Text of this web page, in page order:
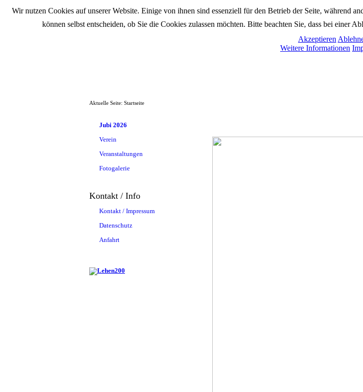
Aktuelle Seite: Startseite
Jubi 2026
Verein
Veranstaltungen
Fotogalerie
Kontakt / Info
Kontakt / Impressum
Datenschutz
Anfahrt
Wir nutzen Cookies auf unserer Website. Einige von ihnen sind essenziell für den Betrieb der Seite, während
können selbst entscheiden, ob Sie die Cookies zulassen möchten. Bitte beachten Sie, dass bei einer
Akzeptieren
Weitere Informationen